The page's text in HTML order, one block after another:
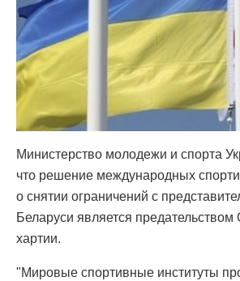
Министерство молодежи и спорта
что решение международных
о снятии ограничений с
Беларуси является
хартии.
"Мировые спортивные институты